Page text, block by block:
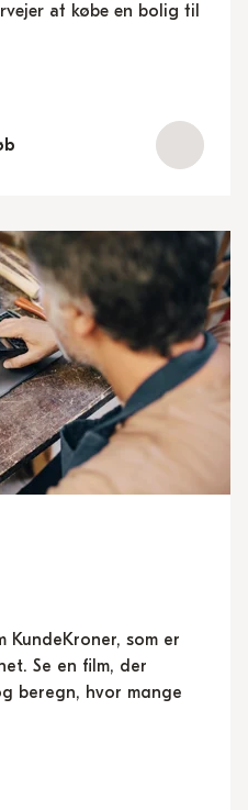
at købe en bolig til
KundeKroner, som er
Se en film, der
beregn, hvor mange